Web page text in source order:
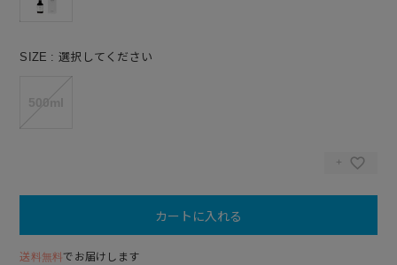
SIZE 選択してください
カートに入れる
送料無料でお届けします